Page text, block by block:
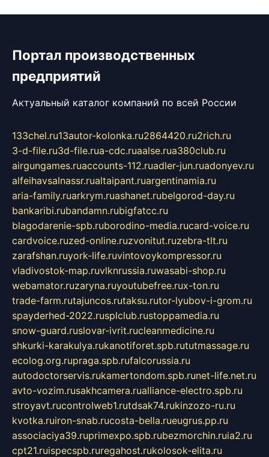
Портал производственных
предприятий
Актуальный каталог компаний по всей России
133chel.ru13autor-kolonka.ru2864420.ru2rich.ru
3-d-file.ru3d-file.rua-cdc.ruaalse.rua380club.ru
airgungames.ruaccounts-112.ruadler-jun.ruadonyev.ru
alfeihavsalnassr.rualtaipant.ruargentinamia.ru
aria-family.ruarkrym.ruashanet.rubelgorod-day.ru
bankaribi.rubandamn.rubigfatcc.ru
blagodarenie-spb.ruborodino-media.rucard-voice.ru
cardvoice.ruzed-online.ruzvonitut.ruzebra-tlt.ru
zarafshan.ruyork-life.ruvintovoykompressor.ru
vladivostok-map.ruvlknrussia.ruwasabi-shop.ru
webamator.ruzaryna.ruyoutubefree.rux-ton.ru
trade-farm.rutajuncos.rutaksu.rutor-lyubov-i-grom.ru
spayderhed-2022.rusplclub.rustoppamedia.ru
snow-guard.ruslovar-ivrit.rucleanmedicine.ru
shkurki-karakulya.rukanotiforet.spb.rututmassage.ru
ecolog.org.rupraga.spb.rufalcorussia.ru
autodoctorservis.rukamertondom.spb.runet-life.net.ru
avto-vozim.rusakhcamera.rualliance-electro.spb.ru
stroyavt.rucontrolweb1.rutdsak74.rukinzozo-ru.ru
kvotka.ruiron-snab.rucosta-bella.rueugrus.pp.ru
associaciya39.ruprimexpo.spb.rubezmorchin.ruia2.ru
cpt21.ruispecspb.ruregahost.rukolosok-elita.ru